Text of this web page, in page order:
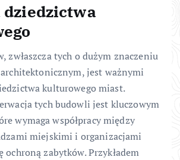
dziedzictwa
zwłaszcza tych o dużym znaczeniu
jest ważnymi
kulturowego miast.
tych budowli jest kluczowym
wymaga współpracy między
miejskimi i organizacjami
ochroną zabytków. Przykładem